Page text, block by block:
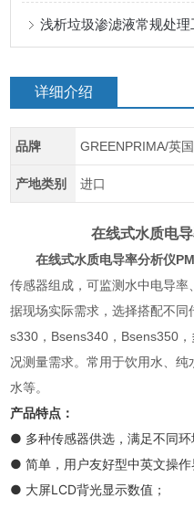
浅析垃圾渗滤液常规处
详细介绍
品牌 GREENPRIMA/英国
产地类别 进口
在线式水质电
在线式水质电导率分析仪
传感器组成，可监测水中电导
据现场实际需求，选择搭配不
s330，Bsens340，Bsens350
况测量需求。常用于饮用水、
水等。
产品特点：
● 多种传感器供选，满足不同环
● 简单，用户友好型中英文操作
● 大屏LCD背光显示数值；